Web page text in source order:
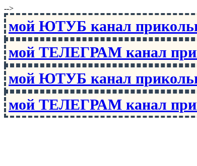
-->
мой ЮТУБ канал
мой ТЕЛЕГРАМ канал
мой ЮТУБ канал
мой ТЕЛЕГРАМ канал